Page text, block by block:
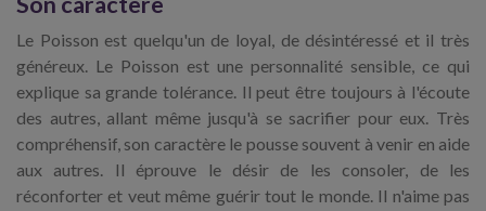
Le Poisson est quelqu'un de loyal, de désintéressé et il très
généreux. Le Poisson est une personnalité sensible, ce qui
explique sa grande tolérance. Il peut être toujours à l'écoute
des autres, allant même jusqu'à se sacrifier pour eux. Très
compréhensif, son caractère le pousse souvent à venir en aide
aux autres. Il éprouve le désir de les consoler, de les
réconforter et veut même guérir tout le monde. Il n'aime pas